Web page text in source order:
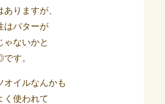
りますが、
はバターが
ゃないかと
す。
オイルなんかも
く使われて